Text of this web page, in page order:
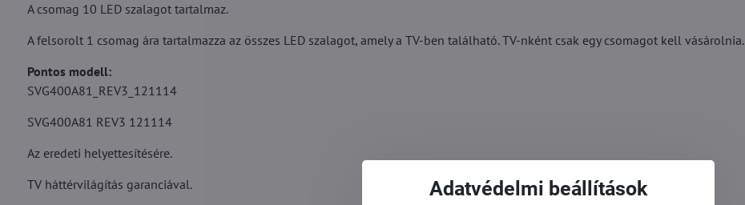
A csomag 10 LED szalagot tartalmaz.
A felsorolt 1 csomag ára tartalmazza az összes LED szalagot, amely a TV-ben található. TV-nként csak egy csomagot kell vásárolnia.
Pontos modell:
SVG400A81_REV3_121114
SVG400A81 REV3 121114
Az eredeti helyettesítésére.
TV háttérvilágítás garanciával.
Adatvédelmi beállítások